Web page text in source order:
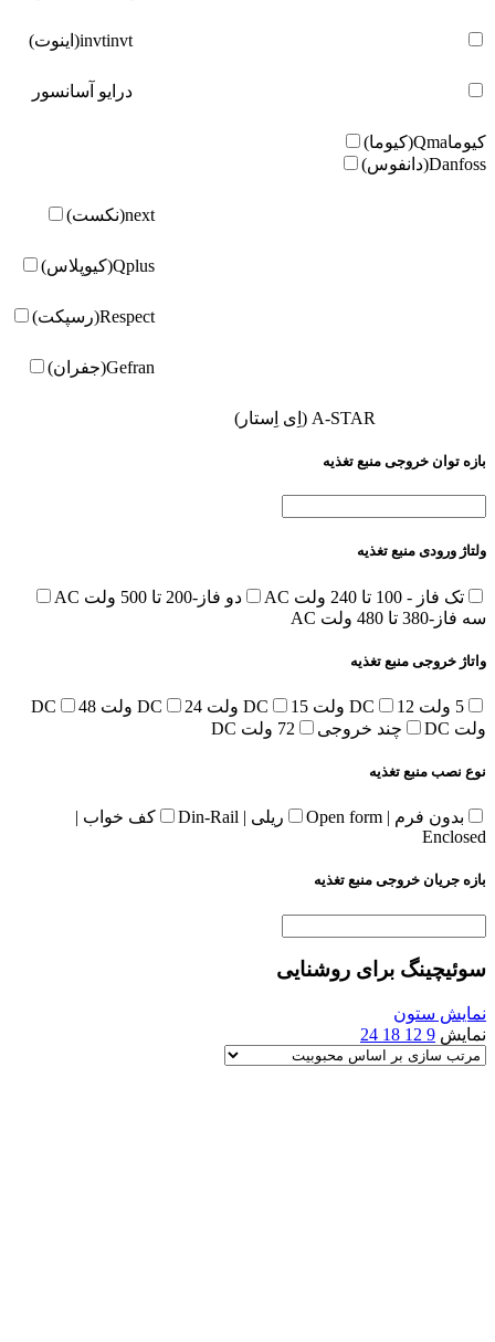
invtinvt(اینوت)
درایو آسانسور
کیوماQma(کیوما)
Danfoss(دانفوس)
next(نکست)
Qplus(کیوپلاس)
Respect(رسپکت)
Gefran(جفران)
A-STAR (اِی اِستار)
بازه توان خروجی منبع تغذیه
ولتاژ ورودی منبع تغذیه
تک فاز - 100 تا 240 ولت AC
دو فاز-200 تا 500 ولت AC
سه فاز-380 تا 480 ولت AC
واتاژ خروجی منبع تغذیه
5 ولت DC 12 ولت DC 15 ولت DC 24 ولت DC
48
ولت DC
چند خروجی 72 ولت DC
نوع نصب منبع تغذیه
بدون فرم | Open form ریلی | Din-Rail
کف خواب |
Enclosed
بازه جریان خروجی منبع تغذیه
سوئیچینگ برای روشنایی
نمایش ستون
نمایش 9
12
18
24